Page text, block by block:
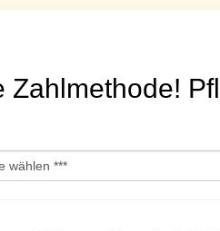
Zahlmethode!